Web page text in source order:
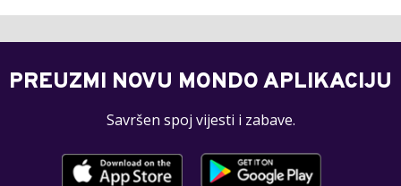
PREUZMI NOVU MONDO APLIKACIJU
Savršen spoj vijesti i zabave.